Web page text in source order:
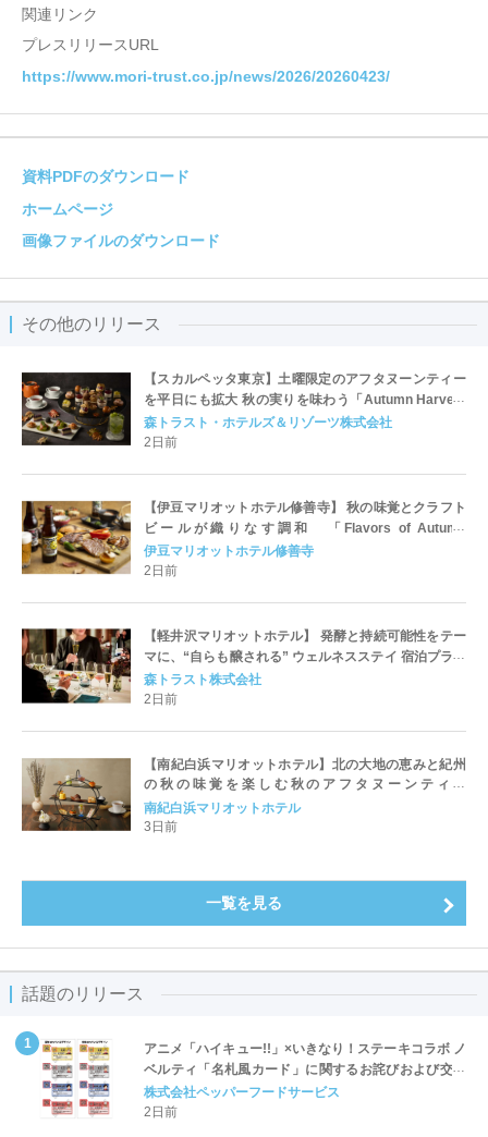
関連リンク
プレスリリースURL
https://www.mori-trust.co.jp/news/2026/20260423/
資料PDFのダウンロード
ホームページ
画像ファイルのダウンロード
その他のリリース
【スカルペッタ東京】土曜限定のアフタヌーンティー
を平日にも拡大 秋の実りを味わう「Autumn Harvest
Afternoon Tea」9月1日スタート
森トラスト・ホテルズ＆リゾーツ株式会社
2日前
【伊豆マリオットホテル修善寺】 秋の味覚とクラフト
ビールが織りなす調和 「Flavors of Autumn
Harmony -Autumn Share Dinner-」を発売
伊豆マリオットホテル修善寺
2日前
【軽井沢マリオットホテル】 発酵と持続可能性をテー
マに、“自らも醸される” ウェルネスステイ 宿泊プラン
「Fermentation Journey」を発売
森トラスト株式会社
2日前
【南紀白浜マリオットホテル】北の大地の恵みと紀州
の秋の味覚を楽しむ秋のアフタヌーンティー
「Harvest Voyage Afternoon Tea ～北海道と和歌山
県が織りなす秋の味わい～」を発売
南紀白浜マリオットホテル
3日前
一覧を見る
話題のリリース
アニメ「ハイキュー!!」×いきなり！ステーキコラボ ノ
ベルティ「名札風カード」に関するお詫びおよび交換
対応についてのご案内
株式会社ペッパーフードサービス
2日前